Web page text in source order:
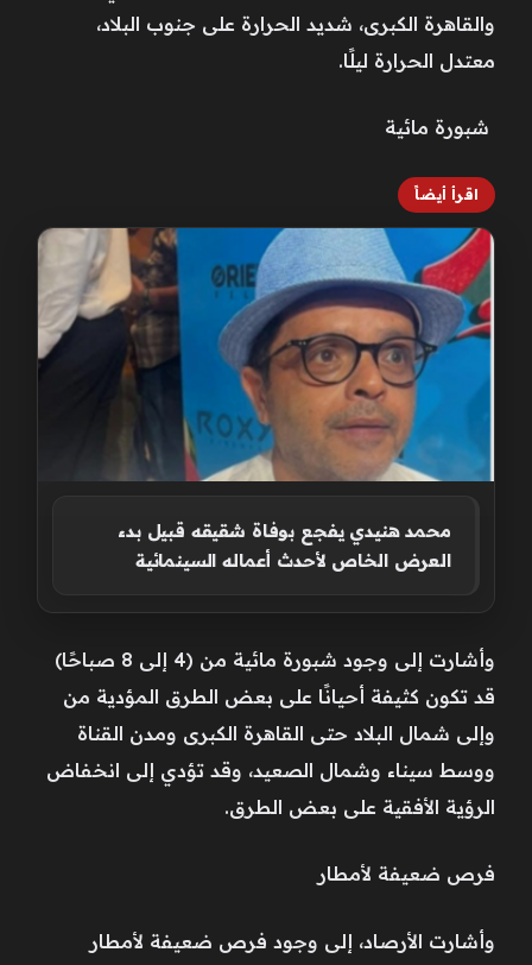
والقاهرة الكبرى، شديد الحرارة على جنوب البلاد،
معتدل الحرارة ليلًا.
شبورة مائية
اقرأ أيضاً
محمد هنيدي يفجع بوفاة شقيقه قبيل بدء
العرض الخاص لأحدث أعماله السينمائية
وأشارت إلى وجود شبورة مائية من (4 إلى 8 صباحًا)
قد تكون كثيفة أحيانًا على بعض الطرق المؤدية من
وإلى شمال البلاد حتى القاهرة الكبرى ومدن القناة
ووسط سيناء وشمال الصعيد، وقد تؤدي إلى انخفاض
الرؤية الأفقية على بعض الطرق.
فرص ضعيفة لأمطار
وأشارت الأرصاد، إلى وجود فرص ضعيفة لأمطار